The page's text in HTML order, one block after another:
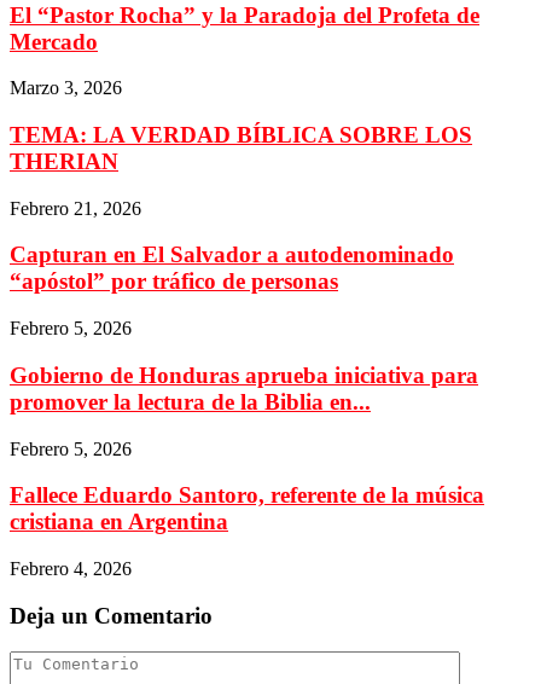
El “Pastor Rocha” y la Paradoja del Profeta de
Mercado
Marzo 3, 2026
TEMA: LA VERDAD BÍBLICA SOBRE LOS
THERIAN
Febrero 21, 2026
Capturan en El Salvador a autodenominado
“apóstol” por tráfico de personas
Febrero 5, 2026
Gobierno de Honduras aprueba iniciativa para
promover la lectura de la Biblia en...
Febrero 5, 2026
Fallece Eduardo Santoro, referente de la música
cristiana en Argentina
Febrero 4, 2026
Deja un Comentario